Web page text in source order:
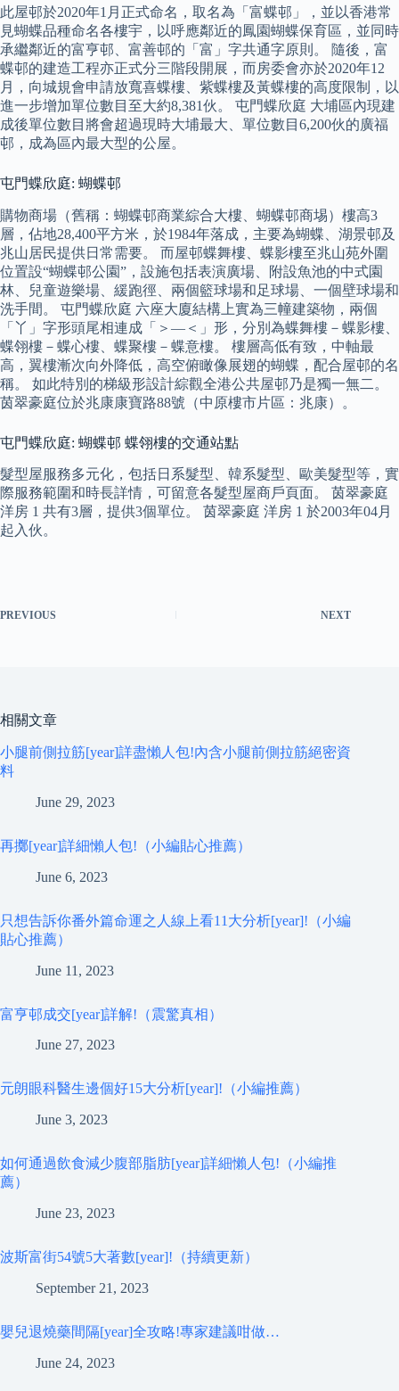
此屋邨於2020年1月正式命名，取名為「富蝶邨」，並以香港常
見蝴蝶品種命名各樓宇，以呼應鄰近的鳳園蝴蝶保育區，並同時
承繼鄰近的富亨邨、富善邨的「富」字共通字原則。 隨後，富
蝶邨的建造工程亦正式分三階段開展，而房委會亦於2020年12
月，向城規會申請放寬喜蝶樓、紫蝶樓及黃蝶樓的高度限制，以
進一步增加單位數目至大約8,381伙。 屯門蝶欣庭 大埔區內現建
成後單位數目將會超過現時大埔最大、單位數目6,200伙的廣福
邨，成為區內最大型的公屋。
屯門蝶欣庭: 蝴蝶邨
購物商場（舊稱：蝴蝶邨商業綜合大樓、蝴蝶邨商埸）樓高3
層，佔地28,400平方米，於1984年落成，主要為蝴蝶、湖景邨及
兆山居民提供日常需要。 而屋邨蝶舞樓、蝶影樓至兆山苑外圍
位置設“蝴蝶邨公園”，設施包括表演廣場、附設魚池的中式園
林、兒童遊樂場、緩跑徑、兩個籃球場和足球場、一個壁球場和
洗手間。 屯門蝶欣庭 六座大廈結構上實為三幢建築物，兩個
「丫」字形頭尾相連成「＞—＜」形，分別為蝶舞樓－蝶影樓、
蝶翎樓－蝶心樓、蝶聚樓－蝶意樓。 樓層高低有致，中軸最
高，翼樓漸次向外降低，高空俯瞰像展翅的蝴蝶，配合屋邨的名
稱。 如此特別的梯級形設計綜觀全港公共屋邨乃是獨一無二。
茵翠豪庭位於兆康康寶路88號（中原樓市片區：兆康）。
屯門蝶欣庭: 蝴蝶邨 蝶翎樓的交通站點
髮型屋服務多元化，包括日系髮型、韓系髮型、歐美髮型等，實
際服務範圍和時長詳情，可留意各髮型屋商戶頁面。 茵翠豪庭
洋房 1 共有3層，提供3個單位。 茵翠豪庭 洋房 1 於2003年04月
起入伙。
PREVIOUS NEXT
相關文章
小腿前側拉筋[year]詳盡懶人包!內含小腿前側拉筋絕密資
料
June 29, 2023
再擲[year]詳細懶人包!（小編貼心推薦）
June 6, 2023
只想告訴你番外篇命運之人線上看11大分析[year]!（小編
貼心推薦）
June 11, 2023
富亨邨成交[year]詳解!（震驚真相）
June 27, 2023
元朗眼科醫生邊個好15大分析[year]!（小編推薦）
June 3, 2023
如何通過飲食減少腹部脂肪[year]詳細懶人包!（小編推
薦）
June 23, 2023
波斯富街54號5大著數[year]!（持續更新）
September 21, 2023
嬰兒退燒藥間隔[year]全攻略!專家建議咁做…
June 24, 2023